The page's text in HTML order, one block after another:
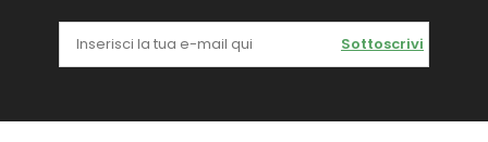
Sottoscrivi